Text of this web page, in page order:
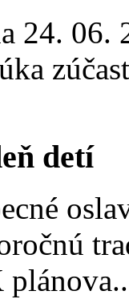
24. 06.
detí